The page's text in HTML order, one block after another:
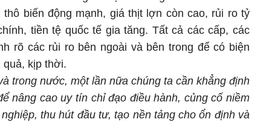
biến động mạnh, giá thịt lợn còn cao, rủi ro tỷ
tiền tệ quốc tế gia tăng. Tất cả các cấp, các
rõ các rủi ro bên ngoài và bên trong để có biện
quả, kịp thời.
trong nước, một lần nữa chúng ta cần khẳng định
nâng cao uy tín chỉ đạo điều hành, củng cố niềm
thu hút đầu tư, tạo nền tảng cho ổn định và